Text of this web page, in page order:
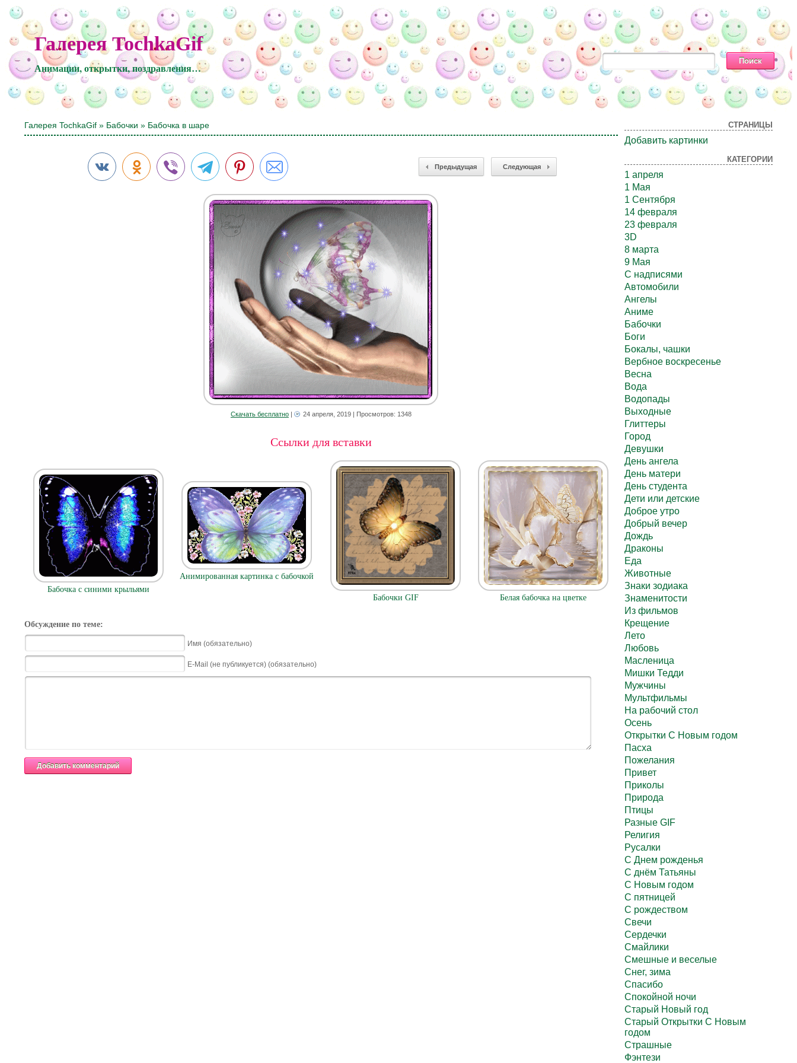
Галерея TochkaGif
Анимации, открытки, поздравления…
Галерея TochkaGif » Бабочки » Бабочка в шаре
Предыдущая Следующая
Скачать бесплатно| 24 апреля, 2019| Просмотров: 1348
Ссылки для вставки
Бабочка с синими крыльями
Анимированная картинка с бабочкой
Бабочки GIF Белая бабочка на цветке
Обсуждение по теме:
Имя (обязательно)
E-Mail (не публикуется) (обязательно)
СТРАНИЦЫ
Добавить картинки
КАТЕГОРИИ
1 апреля
1 Мая
1 Сентября
14 февраля
23 февраля
3D
8 марта
9 Мая
C надписями
Автомобили
Ангелы
Аниме
Бабочки
Боги
Бокалы, чашки
Вербное воскресенье
Весна
Вода
Водопады
Выходные
Глиттеры
Город
Девушки
День ангела
День матери
День студента
Дети или детские
Доброе утро
Добрый вечер
Дождь
Драконы
Еда
Животные
Знаки зодиака
Знаменитости
Из фильмов
Крещение
Лето
Любовь
Масленица
Мишки Тедди
Мужчины
Мультфильмы
На рабочий стол
Осень
Открытки С Новым годом
Пасха
Пожелания
Привет
Приколы
Природа
Птицы
Разные GIF
Религия
Русалки
С Днем рожденья
С днём Татьяны
С Новым годом
С пятницей
С рождеством
Свечи
Сердечки
Смайлики
Смешные и веселые
Снег, зима
Спасибо
Спокойной ночи
Старый Новый год
Старый Открытки С Новым
годом
Страшные
Фэнтези